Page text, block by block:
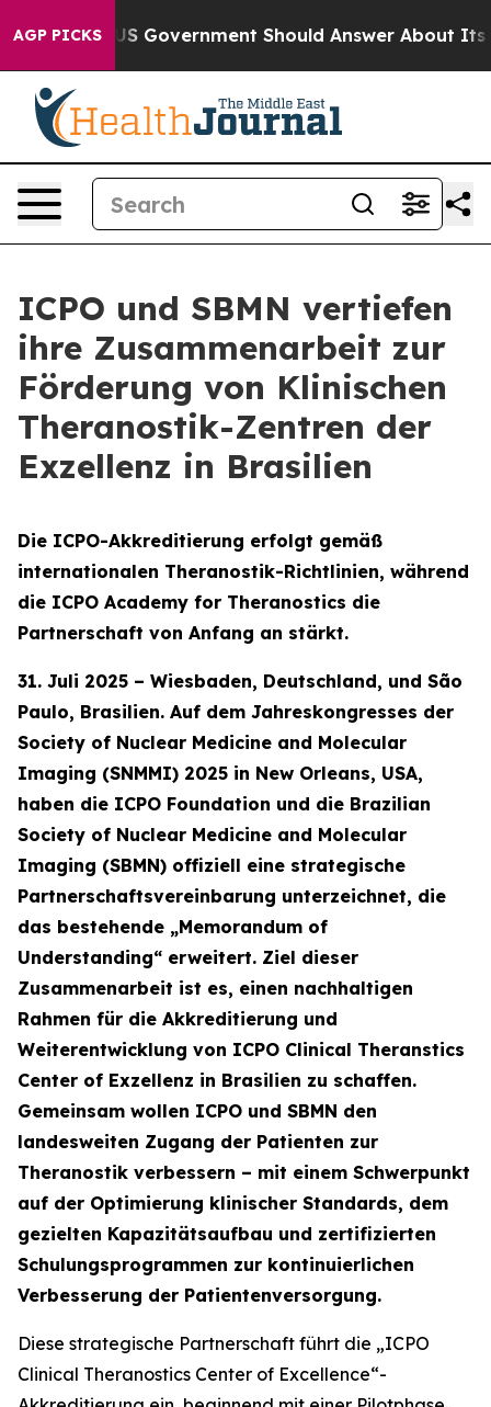
AGP PICKS
the US Government Should Answer About Its
ICPO und SBMN vertiefen
ihre Zusammenarbeit zur
Förderung von Klinischen
Theranostik-Zentren der
Exzellenz in Brasilien
Die ICPO-Akkreditierung erfolgt gemäß
internationalen Theranostik-Richtlinien, während
die ICPO Academy for Theranostics die
Partnerschaft von Anfang an stärkt.
31. Juli 2025 – Wiesbaden, Deutschland, und São
Paulo, Brasilien. Auf dem Jahreskongresses der
Society of Nuclear Medicine and Molecular
Imaging (SNMMI) 2025 in New Orleans, USA,
haben die ICPO Foundation und die Brazilian
Society of Nuclear Medicine and Molecular
Imaging (SBMN) offiziell eine strategische
Partnerschaftsvereinbarung unterzeichnet, die
das bestehende „Memorandum of
Understanding“ erweitert. Ziel dieser
Zusammenarbeit ist es, einen nachhaltigen
Rahmen für die Akkreditierung und
Weiterentwicklung von ICPO Clinical Theranstics
Center of Exzellenz in Brasilien zu schaffen.
Gemeinsam wollen ICPO und SBMN den
landesweiten Zugang der Patienten zur
Theranostik verbessern – mit einem Schwerpunkt
auf der Optimierung klinischer Standards, dem
gezielten Kapazitätsaufbau und zertifizierten
Schulungsprogrammen zur kontinuierlichen
Verbesserung der Patientenversorgung.
Diese strategische Partnerschaft führt die „ICPO
Clinical Theranostics Center of Excellence“-